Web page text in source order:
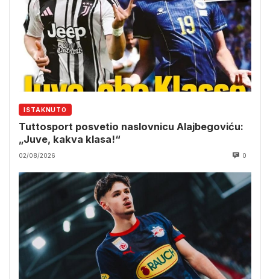
ISTAKNUTO
Tuttosport posvetio naslovnicu Alajbegoviću:
„Juve, kakva klasa!“
02/08/2026 0